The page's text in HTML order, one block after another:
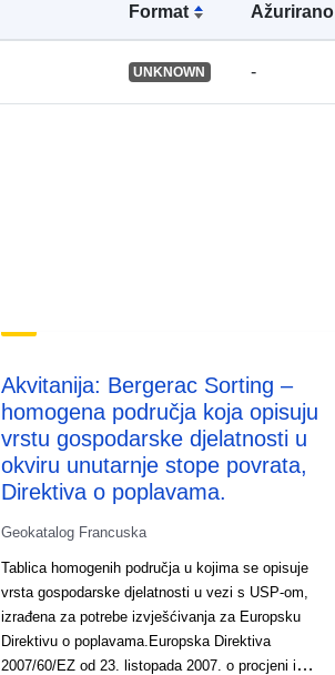
Formаt Ažurirano
UNKNOWN -
Akvitanija: Bergerac Sorting –
homogena područja koja opisuju
vrstu gospodarske djelatnosti u
okviru unutarnje stope povrata,
Direktiva o poplavama.
Geokatalog Francuska
Tablica homogenih područja u kojima se opisuje
vrsta gospodarske djelatnosti u vezi s USP-om,
izrađena za potrebe izvješćivanja za Europsku
Direktivu o poplavama.Europska Direktiva
2007/60/EZ od 23. listopada 2007. o procjeni i